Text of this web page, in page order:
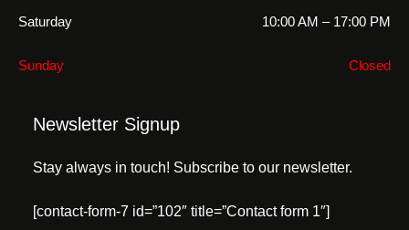
Saturday 10:00 AM – 17:00 PM
Sunday Closed
Newsletter Signup
Stay always in touch! Subscribe to our newsletter.
[contact-form-7 id=”102″ title=”Contact form 1″]